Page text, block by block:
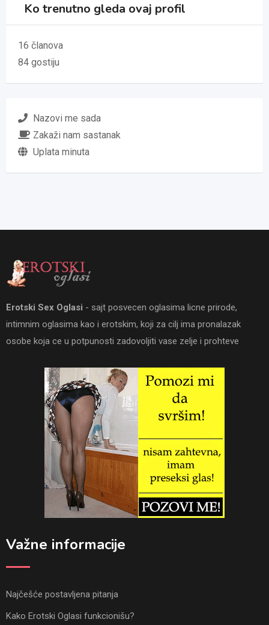
Ko trenutno gleda ovaj profil
16 članova
84 gostiju
Nazovi me sada
Zakaži nam sastanak
Uplata minuta
Erotski Sex Oglasi - sajt posvecen oglasima licne prirode,
intimnim oglasima kao i erotskim, koji za cilj ima pronalazak
osobe koja ce u potpunosti zadovoljiti vase zelje i prohteve
Važne informacije
Najčešće postavljena pitanja
Kako Erotski Oglasi funkcionišu?